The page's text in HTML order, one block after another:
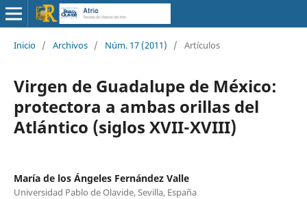
Inicio / Archivos / Núm. 17 (2011) / Artículos
Virgen de Guadalupe de México:
protectora a ambas orillas del
Atlántico (siglos XVII-XVIII)
María de los Ángeles Fernández Valle
Universidad Pablo de Olavide, Sevilla, España